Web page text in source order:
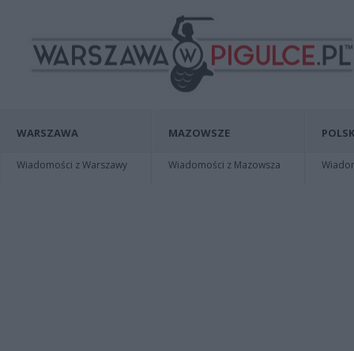
WARSZAWA
Wiadomości z Warszawy
MAZOWSZE
Wiadomości z Mazowsza